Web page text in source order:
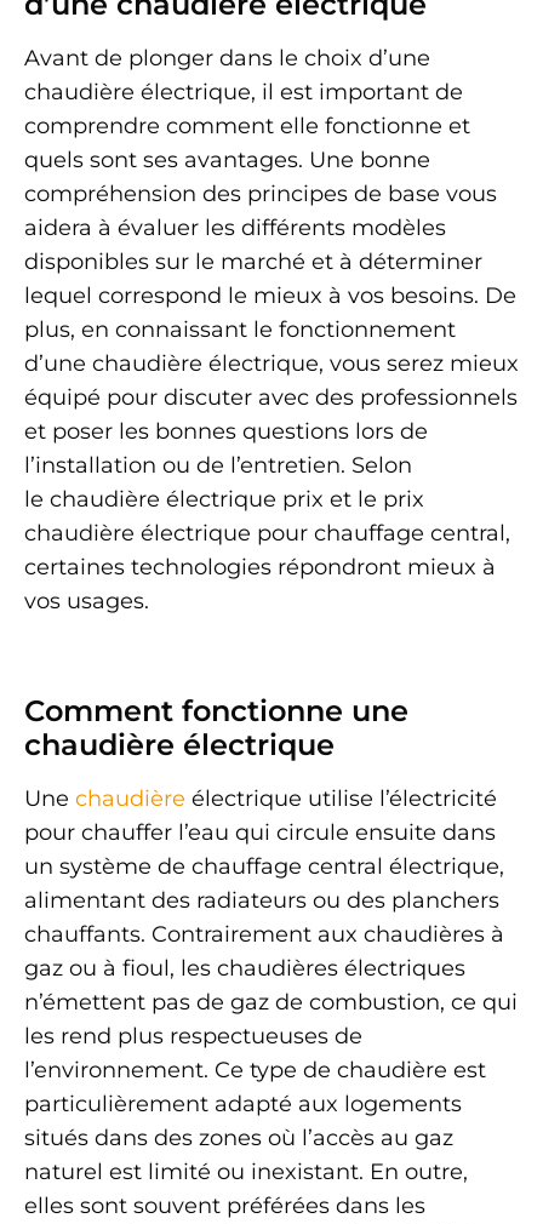
Avant de plonger dans le choix d’une
chaudière électrique, il est important de
comprendre comment elle fonctionne et
quels sont ses avantages. Une bonne
compréhension des principes de base vous
aidera à évaluer les différents modèles
disponibles sur le marché et à déterminer
lequel correspond le mieux à vos besoins. De
plus, en connaissant le fonctionnement
d’une chaudière électrique, vous serez mieux
équipé pour discuter avec des professionnels
et poser les bonnes questions lors de
l’installation ou de l’entretien. Selon
le chaudière électrique prix et le prix
chaudière électrique pour chauffage central,
certaines technologies répondront mieux à
vos usages.
Comment fonctionne une
chaudière électrique
Une chaudière électrique utilise l’électricité
pour chauffer l’eau qui circule ensuite dans
un système de chauffage central électrique,
alimentant des radiateurs ou des planchers
chauffants. Contrairement aux chaudières à
gaz ou à fioul, les chaudières électriques
n’émettent pas de gaz de combustion, ce qui
les rend plus respectueuses de
l’environnement. Ce type de chaudière est
particulièrement adapté aux logements
situés dans des zones où l’accès au gaz
naturel est limité ou inexistant. En outre,
elles sont souvent préférées dans les